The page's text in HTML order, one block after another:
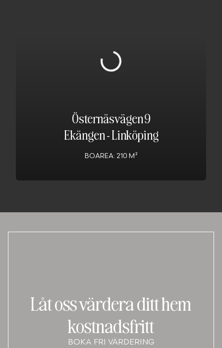
Östernäsvägen 9
Ekängen-Linköping
BOAREA: 210 M²
Låt oss värdera ditt hem
kostnadsfritt
BOKA FRI VÄRDERING